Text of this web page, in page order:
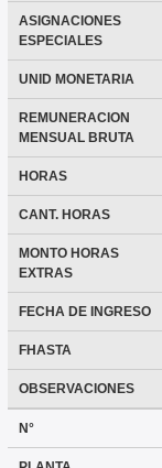
ASIGNACIONES
ESPECIALES
UNID MONETARIA
REMUNERACION
MENSUAL BRUTA
HORAS
CANT. HORAS
MONTO HORAS
EXTRAS
FECHA DE INGRESO
FHASTA
OBSERVACIONES
N°